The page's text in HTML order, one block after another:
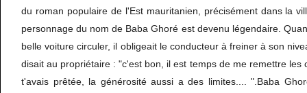
du roman populaire de l'Est mauritanien, précisément dans la
personnage du nom de Baba Ghoré est devenu légendaire.
belle voiture circuler, il obligeait le conducteur à freiner à son
disait au propriétaire : "c'est bon, il est temps de me remettre les
t'avais prêtée, la générosité aussi a des limites.... ".Baba